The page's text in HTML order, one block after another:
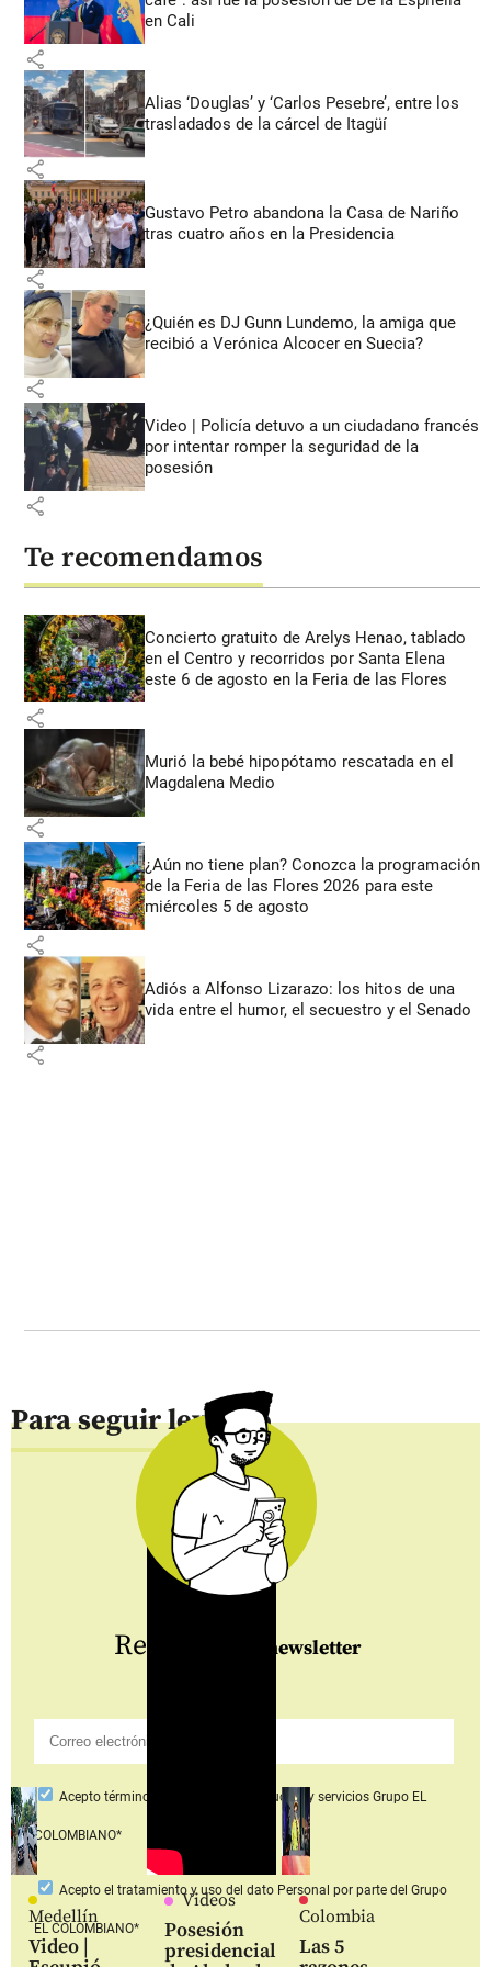
en Cali
share
Alias ‘Douglas’ y ‘Carlos Pesebre’, entre los
trasladados de la cárcel de Itagüí
share
Gustavo Petro abandona la Casa de Nariño
tras cuatro años en la Presidencia
share
¿Quién es DJ Gunn Lundemo, la amiga que
recibió a Verónica Alcocer en Suecia?
share
Video | Policía detuvo a un ciudadano francés
por intentar romper la seguridad de la
posesión
share
Te recomendamos
Concierto gratuito de Arelys Henao, tablado
en el Centro y recorridos por Santa Elena
este 6 de agosto en la Feria de las Flores
share
Murió la bebé hipopótamo rescatada en el
Magdalena Medio
share
¿Aún no tiene plan? Conozca la programación
de la Feria de las Flores 2026 para este
miércoles 5 de agosto
share
Adiós a Alfonso Lizarazo: los hitos de una
vida entre el humor, el secuestro y el Senado
share
Para seguir leyendo
Medellín
Video |
Videos
Posesión
presidencial
Colombia
Las 5
Regístrate al newsletter
Aceptotérminos y condiciones productos y serviciosGrupo EL
COLOMBIANO*
Acepto el tratamiento y uso del dato Personal por parte del Grupo
EL COLOMBIANO*